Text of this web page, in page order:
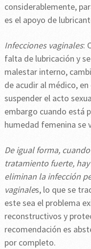
considerablemente,
es el apoyo de
Infecciones vaginales:
falta de lubricación y
malestar interno,
de acudir al médico,
suspender el acto
embargo cuando está
humedad femenina se
De igual forma,
tratamiento fuerte,
eliminan la infección
vaginales, lo que se
este sea el problema
reconstructivos y
recomendación es
por completo.